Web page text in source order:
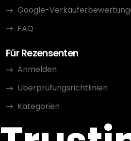
Google-
FAQ
Für Rezensenten
Anmelden
Überprüfungsrichtlinien
Kategorien